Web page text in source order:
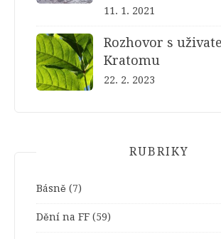
11. 1. 2021
Rozhovor s
Kratomu
22. 2. 2023
RUBRIKY
Básně (7)
Dění na FF (59)